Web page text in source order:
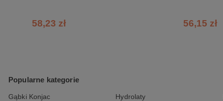
58,23 zł 56,15 zł
Popularne kategorie
Gąbki Konjac Hydrolaty